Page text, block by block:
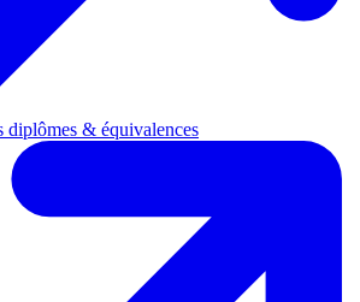
diplômes & équivalences